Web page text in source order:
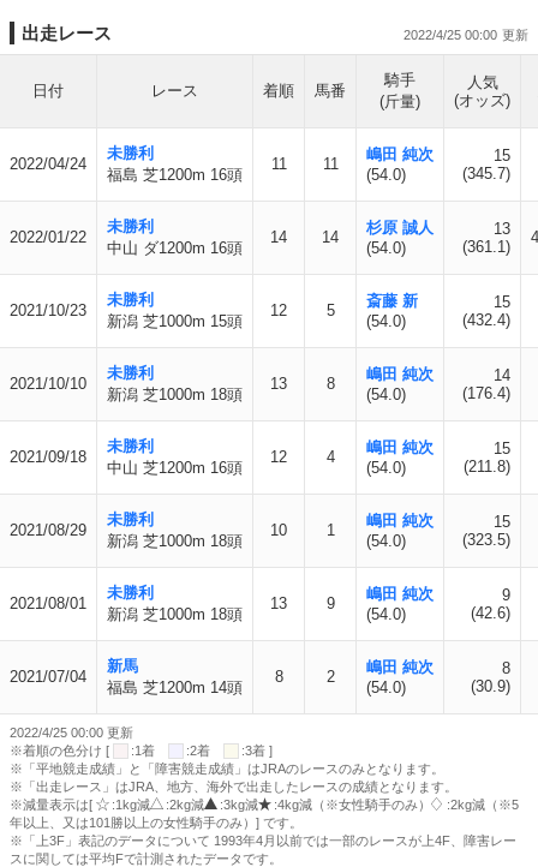
出走レース 2022/4/25 00:00
日付 レース 着順 馬番
騎手
(斤量)
人気
(オッズ)
2022/04/24
未勝利
福島 芝1200m 16頭
11 11
嶋田 純次
(54.0)
15
(345.7)
2022/01/22
未勝利
中山 ダ1200m 16頭
14 14
杉原 誠人
(54.0)
13
(361.1)
2021/10/23
未勝利
新潟 芝1000m 15頭
12 5
斎藤 新
(54.0)
15
(432.4)
2021/10/10
未勝利
新潟 芝1000m 18頭
13 8
嶋田 純次
(54.0)
14
(176.4)
2021/09/18
未勝利
中山 芝1200m 16頭
12 4
嶋田 純次
(54.0)
15
(211.8)
2021/08/29
未勝利
新潟 芝1000m 18頭
10 1
嶋田 純次
(54.0)
15
(323.5)
2021/08/01
未勝利
新潟 芝1000m 18頭
13 9
嶋田 純次
(54.0)
9
(42.6)
2021/07/04
新馬
福島 芝1200m 14頭
8 2
嶋田 純次
(54.0)
8
(30.9)
2022/4/25 00:00 更新
※着順の色分け [
:1着 :2着
:3着 ]
※「平地競走成績」と「障害競走成績」はJRAのレースのみとなります。
※「出走レース」はJRA、地方、海外で出走したレースの成績となります。
※減量表示は[
:1kg減 :2kg減 :3kg減 :4kg減（※女性騎手のみ）
:2kg減（※5
年以上、又は101勝以上の女性騎手のみ）] です。
※「上3F」表記のデータについて 1993年4月以前では一部のレースが上4F、障害レー
スに関しては平均Fで計測されたデータです。